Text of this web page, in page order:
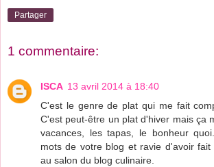
Partager
1 commentaire:
ISCA 13 avril 2014 à 18:40
C'est le genre de plat qui me fait
C'est peut-être un plat d'hiver mais ça
vacances, les tapas, le bonheur
mots de votre blog et ravie d'avoir fait
au salon du blog culinaire.